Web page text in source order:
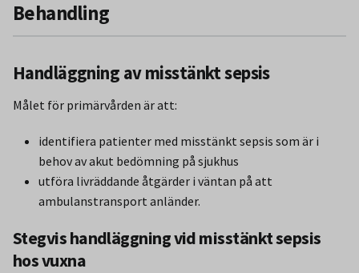
Behandling
Handläggning av misstänkt sepsis
Målet för primärvården är att:
identifiera patienter med misstänkt sepsis som är i
behov av akut bedömning på sjukhus
utföra livräddande åtgärder i väntan på att
ambulanstransport anländer.
Stegvis handläggning vid misstänkt sepsis
hos vuxna